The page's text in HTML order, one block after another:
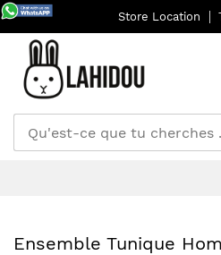
Store Location
Ensemble Tunique